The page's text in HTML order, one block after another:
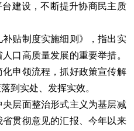
建设，不断提升协商民主质
贴制度实施细则》，指出实
口高质量发展的重要举措。
申领流程，抓好政策宣传解
到实处、发挥实效。
层面整治形式主义为基层减
贯彻意见的汇报、今年以来